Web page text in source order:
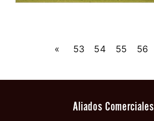
« 53 54 55 56
Aliados Comerciales